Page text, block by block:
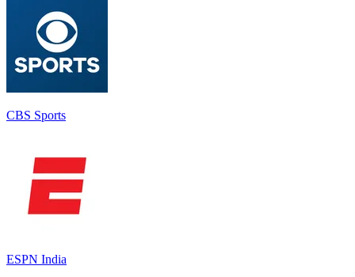
CBS Sports
ESPN India